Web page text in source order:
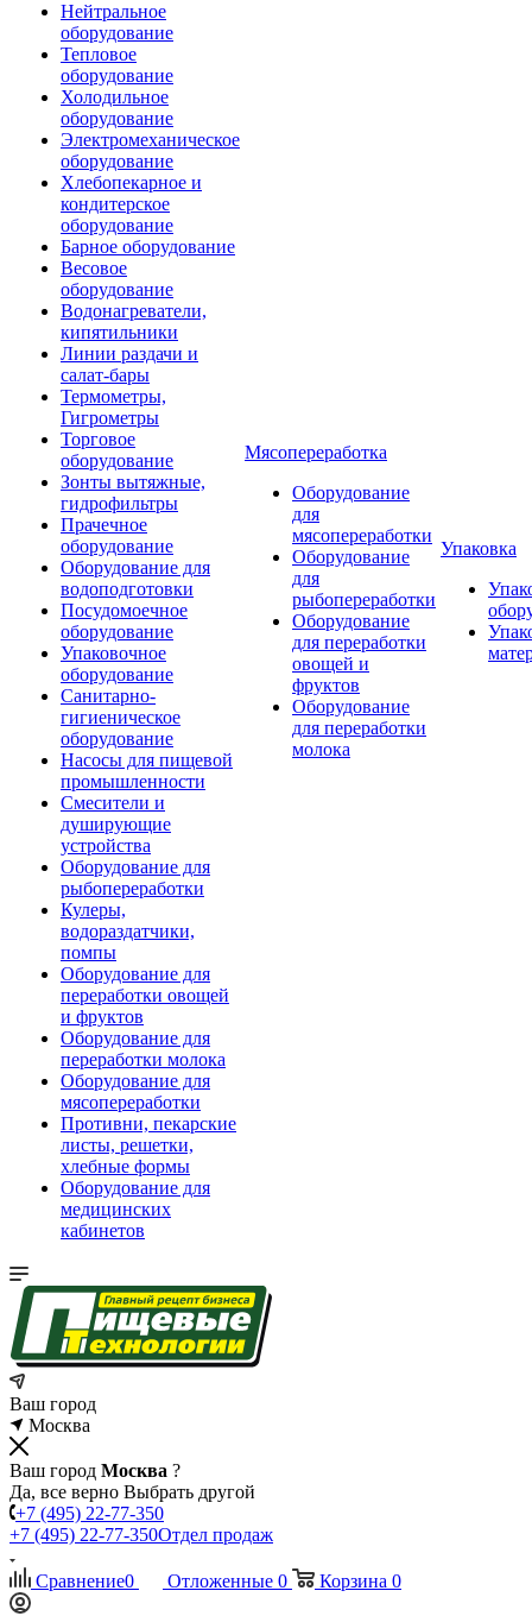
Нейтральное
оборудование
Тепловое
оборудование
Холодильное
оборудование
Электромеханическое
оборудование
Хлебопекарное и
кондитерское
оборудование
Барное оборудование
Весовое
оборудование
Водонагреватели,
кипятильники
Линии раздачи и
салат-бары
Термометры,
Гигрометры
Торговое
оборудование
Зонты вытяжные,
гидрофильтры
Прачечное
оборудование
Оборудование для
водоподготовки
Посудомоечное
оборудование
Упаковочное
оборудование
Санитарно-
гигиеническое
оборудование
Насосы для пищевой
промышленности
Смесители и
душирующие
устройства
Оборудование для
рыбопереработки
Кулеры,
водораздатчики,
помпы
Оборудование для
переработки овощей
и фруктов
Оборудование для
переработки молока
Оборудование для
мясопереработки
Противни, пекарские
листы, решетки,
хлебные формы
Оборудование для
медицинских
кабинетов
Мясопереработка
Оборудование
для
мясопереработки
Оборудование
для
рыбопереработки
Оборудование
для переработки
овощей и
фруктов
Оборудование
для переработки
молока
Упаковка
Ваш город
Москва
Ваш город Москва ?
Да, все верно Выбрать другой
+7 (495) 22-77-350
+7 (495) 22-77-350Отдел продаж
Сравнение0 Отложенные 0 Корзина 0